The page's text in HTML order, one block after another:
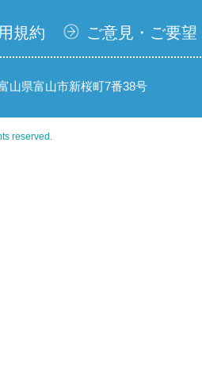
規約 ご意見・ご要望
山県富山市新桜町7番38号
reserved.